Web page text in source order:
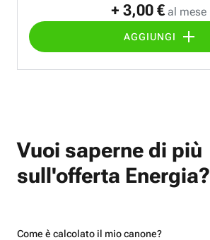
+ 3,00 €al mese
AGGIUNGI
Vuoi saperne di più
sull'offerta Energia?
Come è calcolato il mio canone?